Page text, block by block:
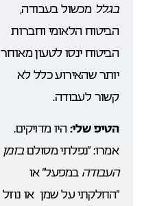
בגלל מכשול בעבודה,
הביטוח הלאומי וחברות
הביטוח ינסו לטעון מאוחר
יותר שהאירוע כלל לא
קשור לעבודה.
הטיפ שלי:היו מדויקים.
אמרו: “נפלתי מסולםבזמן
העבודה במפעל” או
“החלקתי על שמן או נוזל